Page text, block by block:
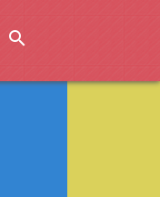
search